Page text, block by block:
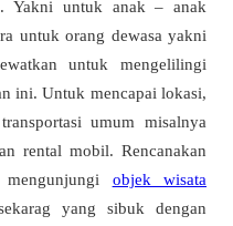
Yakni untuk anak – anak
untuk orang dewasa yakni
untuk mengelilingi
ini. Untuk mencapai lokasi,
umum misalnya
rental mobil. Rencanakan
objek wisata
yang sibuk dengan